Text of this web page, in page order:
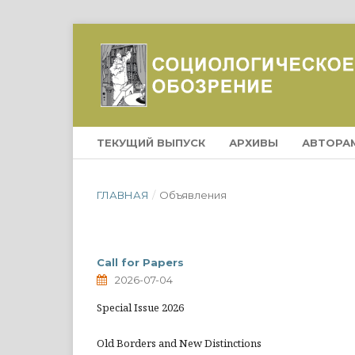
ТЕКУЩИЙ ВЫПУСК АРХИВЫ
ГЛАВНАЯ / Объявления
Call for Papers
2026-07-04
Special Issue 2026
Old Borders and New Distinctions